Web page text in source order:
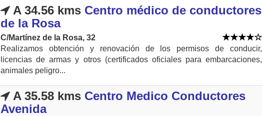
A 34.56 kms Centro médico de conductores
de la Rosa
C/Martínez de la Rosa, 32
Realizamos obtención y renovación de los permisos de conducir,
licencias de armas y otros (certificados oficiales para embarcaciones,
animales peligro...
A 35.58 kms Centro Medico Conductores
Avenida